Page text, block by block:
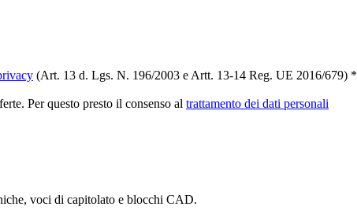
(Art. 13 d. Lgs. N. 196/2003 e Artt. 13-14 Reg. UE 2016/679) *
Per questo presto il consenso al trattamento dei dati personali
voci di capitolato e blocchi CAD.